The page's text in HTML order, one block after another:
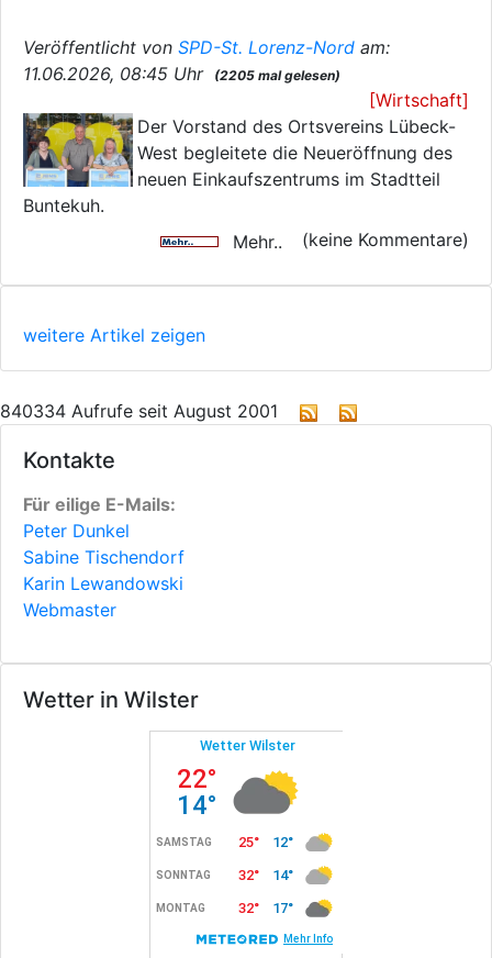
Kontakte
Für eilige E-Mails:
Peter Dunkel
Sabine Tischendorf
Karin Lewandowski
Webmaster
Wetter in Wilster
Veröffentlicht von SPD-St. Lorenz-Nord am:
11.06.2026, 08:45 Uhr
(2205 mal gelesen)
[Wirtschaft]
Der Vorstand des Ortsvereins Lübeck-
West begleitete die Neueröffnung des
neuen Einkaufszentrums im Stadtteil
Buntekuh.
Mehr..
(keine Kommentare)
weitere Artikel zeigen
840334 Aufrufe seit August 2001